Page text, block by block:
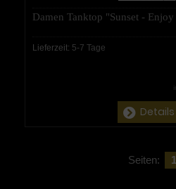
Damen Tanktop "Sunset -
Lieferzeit: 5-7 Tage
Details
Seiten: 1